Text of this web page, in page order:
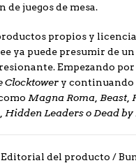
juegos de mesa.
propios y
ya puede presumir de
Empezando
Clocktower y continuando
Magna Roma, Beast,
Hidden Leaders o Dead
del producto